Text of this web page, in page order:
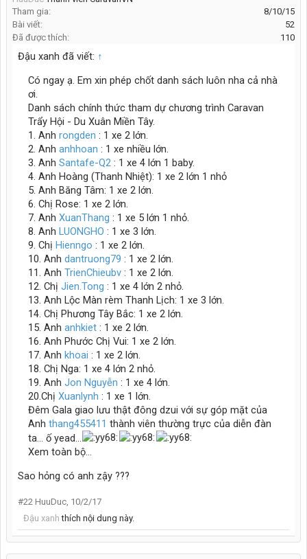
Tham gia:
8/10/15
Bài viết:
52
Đã được thích:
110
Đậu xanh đã viết: ↑
Có ngay ạ. Em xin phép chốt danh sách luôn nha cả nhà
ơi.
Danh sách chính thức tham dự chương trình Caravan
Trẩy Hội - Du Xuân Miền Tây.
1. Anh rongden : 1 xe 2 lớn.
2. Anh anhhoan : 1 xe nhiều lớn.
3. Anh Santafe-Q2: 1 xe 4 lớn 1 baby.
4. Anh Hoàng (Thanh Nhiệt): 1 xe 2 lớn 1 nhỏ
5. Anh Băng Tâm: 1 xe 2 lớn.
6. Chị Rose: 1 xe 2 lớn.
7. Anh XuanThang : 1 xe 5 lớn 1 nhỏ.
8. Anh LUONGHO : 1 xe 3 lớn.
9. Chị Hienngo : 1 xe 2 lớn.
10. Anh dantruong79 : 1 xe 2 lớn.
11. Anh TrienChieubv: 1 xe 2 lớn.
12. Chị Jien.Tong : 1 xe 4 lớn 2 nhỏ.
13. Anh Lộc Màn rèm Thanh Lịch: 1 xe 3 lớn.
14. Chị Phương Tây Bắc: 1 xe 2 lớn.
15. Anh anhkiet: 1 xe 2 lớn.
16. Anh Phước Chị Vui: 1 xe 2 lớn.
17. Anh khoai : 1 xe 2 lớn.
18. Chị Nga: 1 xe 4 lớn 2 nhỏ.
19. Anh Jon Nguyễn : 1 xe 4 lớn.
20.Chị Xuanlynh : 1 xe 1 lớn.
Đêm Gala giao lưu thật đông dzui với sự góp mặt của
Anh thang455411 thành viên thường trực của diễn đàn
ta... ố yead...
Xem toàn bộ...
Sao hỏng có anh zậy ???
#22 HuuDuc 10/2/17
Đậu xanh thích nội dung này.